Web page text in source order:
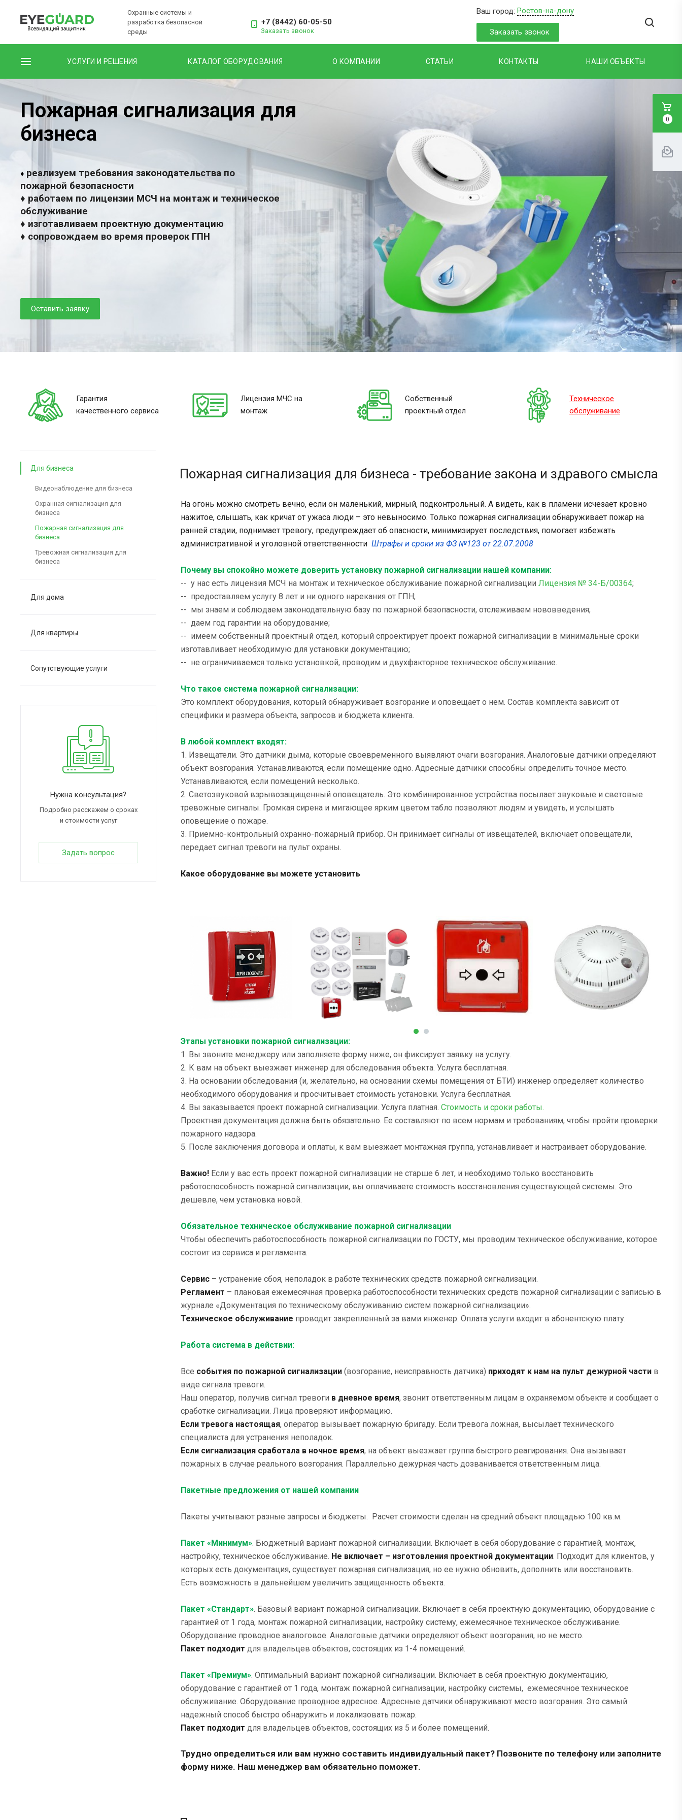
Охранные системы и
разработка безопасной
среды
+7 (8442) 60-05-50
Заказать звонок
Ваш город: Ростов-на-дону
Заказать звонок
УСЛУГИ И РЕШЕНИЯ КАТАЛОГ ОБОРУДОВАНИЯ О КОМПАНИИ СТАТЬИ КОНТАКТЫ НАШИ ОБЪЕКТЫ
Пожарная сигнализация для
бизнеса
♦ реализуем требования законодательства по
пожарной безопасности
♦ работаем по лицензии МСЧ на монтаж и техническое
обслуживание
♦ изготавливаем проектную документацию
♦ сопровождаем во время проверок ГПН
Оставить заявку
Гарантия
качественного сервиса
Лицензия МЧС на
монтаж
Собственный
проектный отдел
Техническое
обслуживание
Пожарная сигнализация для бизнеса - требование закона и здравого смысла
На огонь можно смотреть вечно, если он маленький, мирный, подконтрольный. А видеть, как в пламени исчезает кровно
нажитое, слышать, как кричат от ужаса люди – это невыносимо. Только пожарная сигнализации обнаруживает пожар на
ранней стадии, поднимает тревогу, предупреждает об опасности, минимизирует последствия, помогает избежать
административной и уголовной ответственности Штрафы и сроки из ФЗ №123 от 22.07.2008
Почему вы спокойно можете доверить установку пожарной сигнализации нашей компании:
-- у нас есть лицензия МСЧ на монтаж и техническое обслуживание пожарной сигнализации Лицензия № 34-Б/00364;
-- предоставляем услугу 8 лет и ни одного нарекания от ГПН;
-- мы знаем и соблюдаем законодательную базу по пожарной безопасности, отслеживаем нововведения;
-- даем год гарантии на оборудование;
-- имеем собственный проектный отдел, который спроектирует проект пожарной сигнализации в минимальные сроки
изготавливает необходимую для установки документацию;
-- не ограничиваемся только установкой, проводим и двухфакторное техническое обслуживание.
Что такое система пожарной сигнализации:
Это комплект оборудования, который обнаруживает возгорание и оповещает о нем. Состав комплекта зависит от
специфики и размера объекта, запросов и бюджета клиента.
В любой комплект входят:
1. Извещатели. Это датчики дыма, которые своевременного выявляют очаги возгорания. Аналоговые датчики определяют
объект возгорания. Устанавливаются, если помещение одно. Адресные датчики способны определить точное место.
Устанавливаются, если помещений несколько.
2. Светозвуковой взрывозащищенный оповещатель. Это комбинированное устройства посылает звуковые и световые
тревожные сигналы. Громкая сирена и мигающее ярким цветом табло позволяют людям и увидеть, и услышать
оповещение о пожаре.
3. Приемно-контрольный охранно-пожарный прибор. Он принимает сигналы от извещателей, включает оповещатели,
передает сигнал тревоги на пульт охраны.
Какое оборудование вы можете установить
Этапы установки пожарной сигнализации:
1. Вы звоните менеджеру или заполняете форму ниже, он фиксирует заявку на услугу.
2. К вам на объект выезжает инженер для обследования объекта. Услуга бесплатная.
3. На основании обследования (и, желательно, на основании схемы помещения от БТИ) инженер определяет количество
необходимого оборудования и просчитывает стоимость установки. Услуга бесплатная.
4. Вы заказывается проект пожарной сигнализации. Услуга платная. Стоимость и сроки работы.
Проектная документация должна быть обязательно. Ее составляют по всем нормам и требованиям, чтобы пройти проверки
пожарного надзора.
5. После заключения договора и оплаты, к вам выезжает монтажная группа, устанавливает и настраивает оборудование.
Важно! Если у вас есть проект пожарной сигнализации не старше 6 лет, и необходимо только восстановить
работоспособность пожарной сигнализации, вы оплачиваете стоимость восстановления существующей системы. Это
дешевле, чем установка новой.
Обязательное техническое обслуживание пожарной сигнализации
Чтобы обеспечить работоспособность пожарной сигнализации по ГОСТУ, мы проводим техническое обслуживание, которое
состоит из сервиса и регламента.
Сервис – устранение сбоя, неполадок в работе технических средств пожарной сигнализации.
Регламент – плановая ежемесячная проверка работоспособности технических средств пожарной сигнализации с записью в
журнале «Документация по техническому обслуживанию систем пожарной сигнализации».
Техническое обслуживание проводит закрепленный за вами инженер. Оплата услуги входит в абонентскую плату.
Работа система в действии:
Все события по пожарной сигнализации (возгорание, неисправность датчика) приходят к нам на пульт дежурной части в
виде сигнала тревоги.
Наш оператор, получив сигнал тревоги в дневное время, звонит ответственным лицам в охраняемом объекте и сообщает о
сработке сигнализации. Лица проверяют информацию.
Если тревога настоящая, оператор вызывает пожарную бригаду. Если тревога ложная, высылает технического
специалиста для устранения неполадок.
Если сигнализация сработала в ночное время, на объект выезжает группа быстрого реагирования. Она вызывает
пожарных в случае реального возгорания. Параллельно дежурная часть дозванивается ответственным лица.
Пакетные предложения от нашей компании
Пакеты учитывают разные запросы и бюджеты. Расчет стоимости сделан на средний объект площадью 100 кв.м.
Пакет «Минимум». Бюджетный вариант пожарной сигнализации. Включает в себя оборудование с гарантией, монтаж,
настройку, техническое обслуживание. Не включает – изготовления проектной документации. Подходит для клиентов, у
которых есть документация, существует пожарная сигнализация, но ее нужно обновить, дополнить или восстановить.
Есть возможность в дальнейшем увеличить защищенность объекта.
Пакет «Стандарт». Базовый вариант пожарной сигнализации. Включает в себя проектную документацию, оборудование с
гарантией от 1 года, монтаж пожарной сигнализации, настройку систему, ежемесячное техническое обслуживание.
Оборудование проводное аналоговое. Аналоговые датчики определяют объект возгорания, но не место.
Пакет подходит для владельцев объектов, состоящих из 1-4 помещений.
Пакет «Премиум». Оптимальный вариант пожарной сигнализации. Включает в себя проектную документацию,
оборудование с гарантией от 1 года, монтаж пожарной сигнализации, настройку системы, ежемесячное техническое
обслуживание. Оборудование проводное адресное. Адресные датчики обнаруживают место возгорания. Это самый
надежный способ быстро обнаружить и локализовать пожар.
Пакет подходит для владельцев объектов, состоящих из 5 и более помещений.
Трудно определиться или вам нужно составить индивидуальный пакет? Позвоните по телефону или заполните
форму ниже. Наш менеджер вам обязательно поможет.
Для бизнеса
Видеонаблюдение для бизнеса
Охранная сигнализация для
бизнеса
Пожарная сигнализация для
бизнеса
Тревожная сигнализация для
бизнеса
Для дома
Для квартиры
Сопутствующие услуги
Нужна консультация?
Подробно расскажем о сроках
и стоимости услуг
Задать вопрос
0